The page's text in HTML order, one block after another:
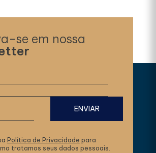
se em nossa
Política de Privacidade para
tratamos seus dados pessoais.